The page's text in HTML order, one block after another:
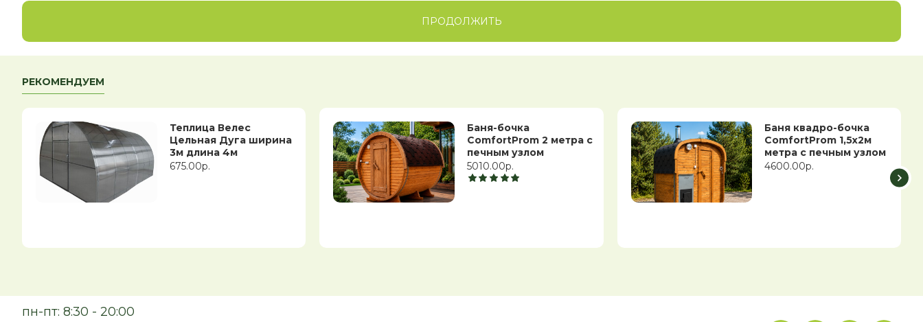
ПРОДОЛЖИТЬ
РЕКОМЕНДУЕМ
Теплица Велес
Цельная Дуга ширина
3м длина 4м
675.00р.
Баня-бочка
ComfortProm 2 метра с
печным узлом
5010.00р.
Баня квадро-бочка
ComfortProm 1,5х2м
метра с печным узлом
4600.00р.
пн-пт: 8:30 - 20:00